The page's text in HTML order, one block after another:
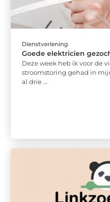
Dienstverlening
Goede elektricien
Deze week heb ik voor de
stroomstoring gehad in
al drie ...